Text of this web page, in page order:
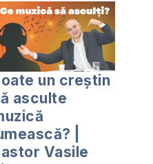
un creștin
asculte
|
Vasile